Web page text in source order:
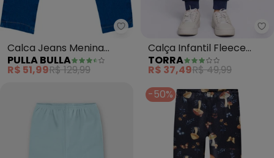
Pulla Bulla - Calca Jeans
Calca Jeans Menina
(Azul)
PULLA BULLA
R$ 51,99R$ 129,99
Calça Infantil Fleece
Jogger (Marinho)
TORRA
R$ 37,49R$ 49,99
-50%